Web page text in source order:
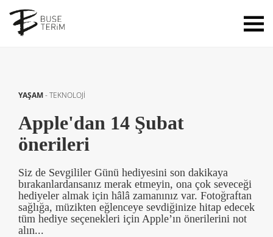
YAŞAM-TEKNOLOJİ
Apple'dan 14 Şubat
önerileri
Siz de Sevgililer Günü hediyesini son dakikaya
bırakanlardansanız merak etmeyin, ona çok seveceği
hediyeler almak için hâlâ zamanınız var. Fotoğraftan
sağlığa, müzikten eğlenceye sevdiğinize hitap edecek
tüm hediye seçenekleri için Apple’ın önerilerini not
alın...